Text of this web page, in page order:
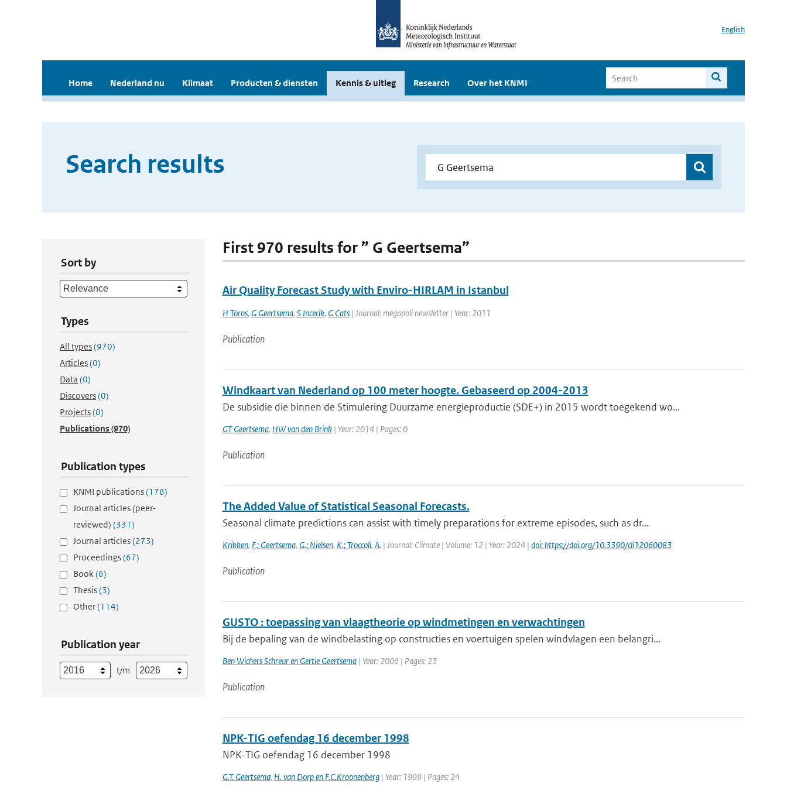
English
Home Nederland nu Klimaat Producten & diensten Kennis & uitleg Research Over het KNMI
Search results
Sort by
Types
All types(970)
Articles(0)
Data (0)
Discovers(0)
Projects(0)
Publications(970)
Publication types
KNMI publications(176)
Journal articles (peer-
reviewed) (331)
Journal articles(273)
Proceedings(67)
Book(6)
Thesis(3)
Other(114)
Publication year
t/m
First 970 results for ” G Geertsema”
Air Quality Forecast Study with Enviro-HIRLAM in Istanbul
H Toros, G Geertsema, S Incecik, G Cats| Journal: megapoli newsletter | Year: 2011
Publication
Windkaart van Nederland op 100 meter hoogte. Gebaseerd op 2004-2013
De subsidie die binnen de Stimulering Duurzame energieproductie (SDE+) in 2015 wordt toegekend wo...
GT Geertsema, HW van den Brink| Year: 2014 | Pages: 0
Publication
The Added Value of Statistical Seasonal Forecasts.
Seasonal climate predictions can assist with timely preparations for extreme episodes, such as dr...
Krikken, F.; Geertsema, G.; Nielsen, K.; Troccoli, A.| Journal: Climate | Volume: 12 | Year: 2024 | doi: https://doi.org/10.3390/cli12060083
Publication
GUSTO : toepassing van vlaagtheorie op windmetingen en verwachtingen
Bij de bepaling van de windbelasting op constructies en voertuigen spelen windvlagen een belangri...
Ben Wichers Schreur en Gertie Geertsema| Year: 2006 | Pages: 23
Publication
NPK-TIG oefendag 16 december 1998
NPK-TIG oefendag 16 december 1998
G.T. Geertsema, H. van Dorp en F.C.Kroonenberg| Year: 1999 | Pages: 24